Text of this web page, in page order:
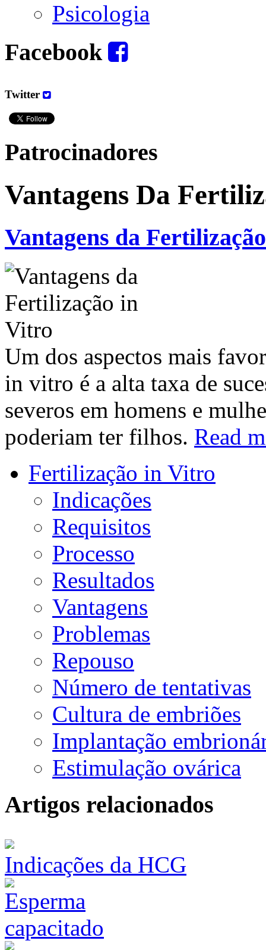
Psicologia
Facebook
Twitter
Patrocinadores
Vantagens Da
Vantagens da
Um dos aspectos mais
in vitro é a alta taxa de
severos em homens e
poderiam ter filhos. Read
Fertilização in Vitro
Indicações
Requisitos
Processo
Resultados
Vantagens
Problemas
Repouso
Número de tentativas
Cultura de embriões
Implantação
Estimulação ovárica
Artigos relacionados
Indicações da HCG